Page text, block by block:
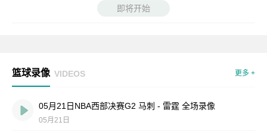
即将开始
篮球录像 VIDEOS 更多 +
05月21日NBA西部决赛G2 马刺 - 雷霆 全场录像
05月21日